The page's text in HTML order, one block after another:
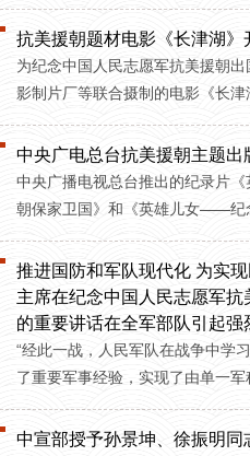
落击伤敌机数量的五角星闪耀。
抗美援朝题材电影《长津湖》
为纪念中国人民志愿军抗美援朝
影制片厂等联合摄制的电影《长
勇杀敌、为长津湖战役胜利作出重
中央广电总台抗美援朝主题出
中央广播电视总台推出的纪录片
朝保家卫国》和《英雄儿女——纪
国际电视总公司发行，同名图书
行。
推进国防和军队现代化 为实
主席在纪念中国人民志愿军
的重要讲话在全军部队引起强
“经此一战，人民军队在战争中学
了重要军事经验，实现了由单一
展示了敢打必胜的血性铁骨！”
中宣部授予孙景坤、徐振明同